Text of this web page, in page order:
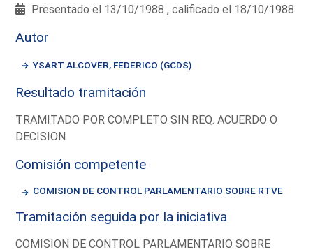
Presentado el 13/10/1988 , calificado el 18/10/1988
Autor
YSART ALCOVER, FEDERICO (GCDS)
Resultado tramitación
TRAMITADO POR COMPLETO SIN REQ. ACUERDO O
DECISION
Comisión competente
COMISION DE CONTROL PARLAMENTARIO SOBRE RTVE
Tramitación seguida por la iniciativa
COMISION DE CONTROL PARLAMENTARIO SOBRE